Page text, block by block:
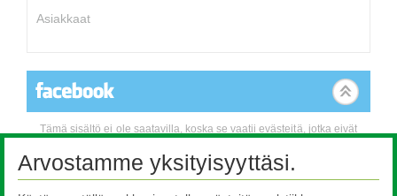
Asiakkaat
Tämä sisältö ei ole saatavilla, koska se vaatii evästeitä, jotka eivät
tästä.
Arvostamme yksityisyyttäsi.